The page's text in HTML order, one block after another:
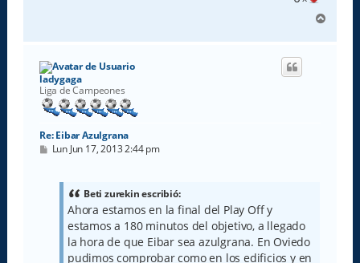
r
ladygaga
Liga de Campeones
Re: Eibar Azulgrana
M
Lun Jun 17, 2013 2:44 pm
Beti zurekin escribió:
Ahora estamos en la final del Play Off y
estamos a 180 minutos del objetivo, a llegado
la hora de que Eibar sea azulgrana. En Oviedo
pudimos comprobar como en los edificios y en